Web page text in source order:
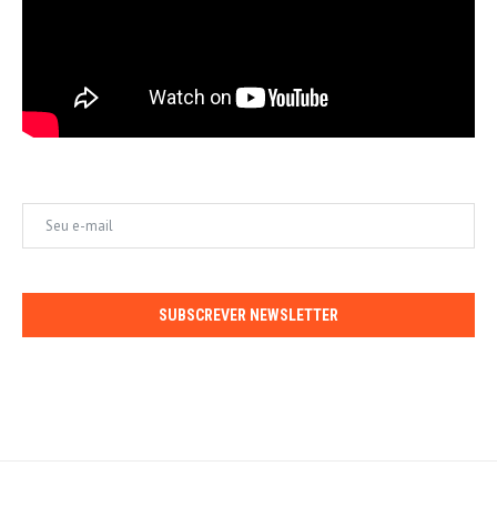
SUBSCREVER NEWSLETTER